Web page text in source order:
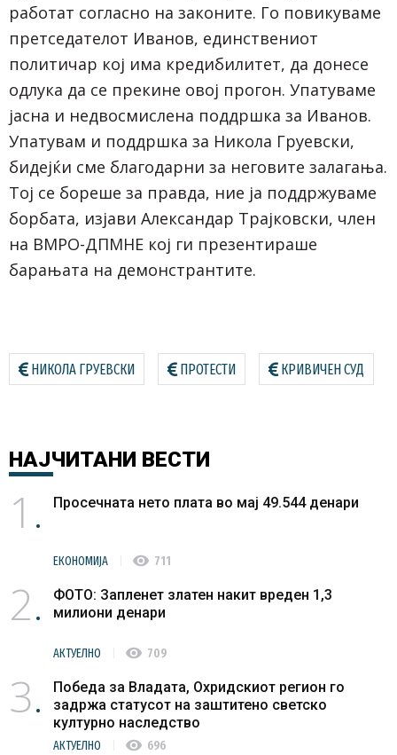
работат согласно на законите. Го повикуваме
претседателот Иванов, единствениот
политичар кој има кредибилитет, да донесе
одлука да се прекине овој прогон. Упатуваме
јасна и недвосмислена поддршка за Иванов.
Упатувам и поддршка за Никола Груевски,
бидејќи сме благодарни за неговите залагања.
Тој се бореше за правда, ние ја поддржуваме
борбата, изјави Александар Трајковски, член
на ВМРО-ДПМНЕ кој ги презентираше
барањата на демонстрантите.
НИКОЛА ГРУЕВСКИ ПРОТЕСТИ КРИВИЧЕН СУД
НАЈЧИТАНИ ВЕСТИ
1 Просечната нето плата во мај 49.544 денари
ЕКОНОМИЈА visibility 711
2
ФОТО: Запленет златен накит вреден 1,3
милиони денари
АКТУЕЛНО visibility 709
3
Победа за Владата, Охридскиот регион го
задржа статусот на заштитено светско
културно наследство
АКТУЕЛНО visibility 696